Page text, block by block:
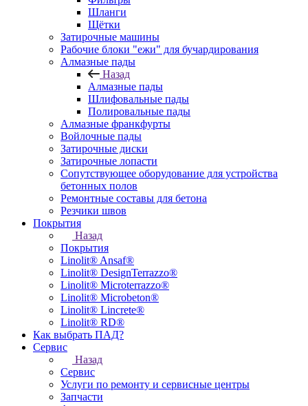
Шланги
Щётки
Затирочные машины
Рабочие блоки "ежи" для бучардирования
Алмазные пады
Назад
Алмазные пады
Шлифовальные пады
Полировальные пады
Алмазные франкфурты
Войлочные пады
Затирочные диски
Затирочные лопасти
Сопутствующее оборудование для устройства
бетонных полов
Ремонтные составы для бетона
Резчики швов
Покрытия
Назад
Покрытия
Linolit® Ansaf®
Linolit® DesignTerrazzo®
Linolit® Microterrazzo®
Linolit® Microbeton®
Linolit® Lincrete®
Linolit® RD®
Как выбрать ПАД?
Сервис
Назад
Сервис
Услуги по ремонту и сервисные центры
Запчасти